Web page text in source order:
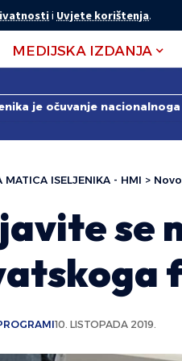
i Uvjete korištenja.
MEDIJSKA IZDANJA
je očuvanje
MATICA ISELJENIKA - HMI >
se
10. LISTOPADA 2019.